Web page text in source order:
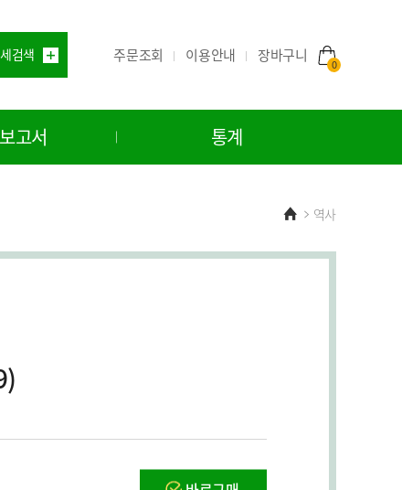
주문조회 이용안내 장바구니 0
검색
고서 통계
Home
역사